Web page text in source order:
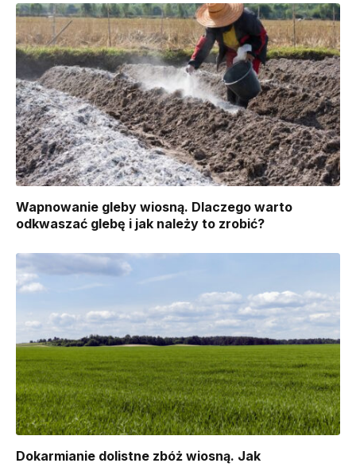
Wapnowanie gleby wiosną. Dlaczego warto
odkwaszać glebę i jak należy to zrobić?
Dokarmianie dolistne zbóż wiosną. Jak